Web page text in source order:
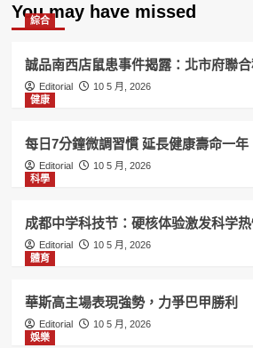
You may have missed
綜合
誠品南西店鼠患事件揭露：北市府聯
Editorial
10 5 月, 2026
健康
每日7分鐘微調習慣 延長健康壽命一年
Editorial
10 5 月, 2026
科學
成都中学科技节：硬核体验激发科学
Editorial
10 5 月, 2026
體育
華斯高主場表現強勢，力爭巴甲勝利
Editorial
10 5 月, 2026
娛樂